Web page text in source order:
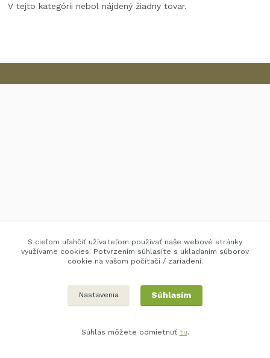
V tejto kategórii nebol nájdený žiadny tovar.
S cieľom uľahčiť užívateľom používať naše webové stránky
využívame cookies. Potvrzením súhlasíte s ukladaním súborov
cookie na vašom počítači / zariadení.
Nastavenia Súhlasím
Súhlas môžete odmietnuť tu.